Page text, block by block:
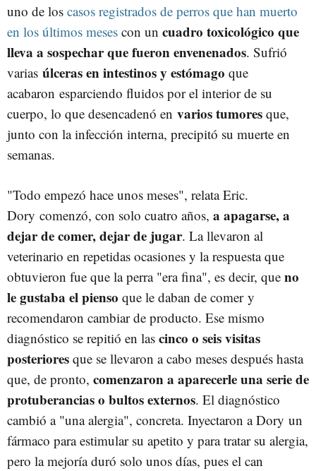
uno de los casos registrados de perros que han muerto
en los últimos meses con un cuadro toxicológico que
lleva a sospechar que fueron envenenados. Sufrió
varias úlceras en intestinos y estómago que
acabaron esparciendo fluidos por el interior de su
cuerpo, lo que desencadenó en varios tumores que,
junto con la infección interna, precipitó su muerte en
semanas.
"Todo empezó hace unos meses", relata Eric.
Dory comenzó, con solo cuatro años, a apagarse, a
dejar de comer, dejar de jugar. La llevaron al
veterinario en repetidas ocasiones y la respuesta que
obtuvieron fue que la perra "era fina", es decir, que no
le gustaba el pienso que le daban de comer y
recomendaron cambiar de producto. Ese mismo
diagnóstico se repitió en las cinco o seis visitas
posteriores que se llevaron a cabo meses después hasta
que, de pronto, comenzaron a aparecerle una serie de
protuberancias o bultos externos. El diagnóstico
cambió a "una alergia", concreta. Inyectaron a Dory un
fármaco para estimular su apetito y para tratar su alergia,
pero la mejoría duró solo unos días, pues el can